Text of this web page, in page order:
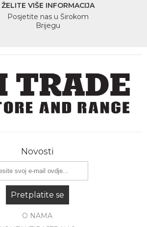
ŽELITE VIŠE INFORMACIJA
Posjetite nas u Širokom
Brijegu
Novosti
Pretplatite se
O NAMA